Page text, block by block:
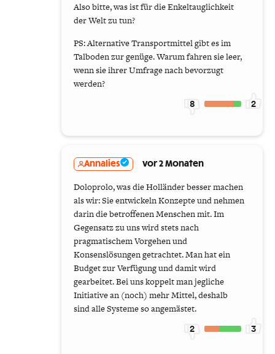
Also bitte, was ist für die Enkeltauglichkeit
der Welt zu tun?
PS: Alternative Transportmittel gibt es im
Talboden zur genüge. Warum fahren sie leer,
wenn sie ihrer Umfrage nach bevorzugt
werden?
8 2
Annalies vor 2 Monaten
Doloprolo, was die Holländer besser machen
als wir: Sie entwickeln Konzepte und nehmen
darin die betroffenen Menschen mit. Im
Gegensatz zu uns wird stets nach
pragmatischem Vorgehen und
Konsenslösungen getrachtet. Man hat ein
Budget zur Verfügung und damit wird
gearbeitet. Bei uns koppelt man jegliche
Initiative an (noch) mehr Mittel, deshalb
sind alle Systeme so angemästet.
2 3